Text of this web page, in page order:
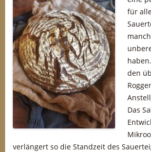
für
den
Das
verlängert so die Standzeit des